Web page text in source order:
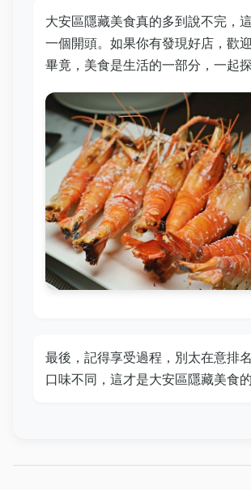
大安區隱藏美食真的多到說不完，
一個開頭。如果你有發現好店，歡迎
畢竟，美食是生活的一部分，一起
最後，記得享受過程，別太在意排
口味不同，這才是大安區隱藏美食的